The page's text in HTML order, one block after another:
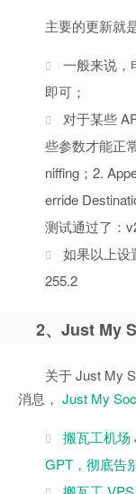
主要的更新就
一般来说，
即可；
对于某些
些参数才能正
niffing；2.
erride
测试通过了：
如果以上设
255.2
2、Just My
关于 Just My
消息， Just My
搬瓦工机场
GPT，彻底告